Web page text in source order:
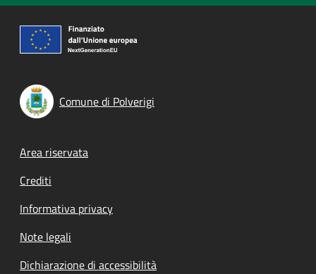
Comune di Polverigi
Footer menu
Area riservata
Crediti
Informativa privacy
Note legali
Dichiarazione di accessibilità